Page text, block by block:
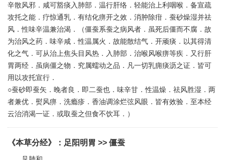
辛散风邪．咸可豁痰入肺部．温行肝络．轻能治上利咽喉．备宣疏
攻托之能．疗惊通乳．有结化痹开之效．消肿除疳．蚕砂燥湿并祛
风．性味辛温兼治渴．（僵蚕系蚕之病风者．虽死后僵而不腐．故
为治风之药．味辛咸．性温属火．故能散结气．开顽痰．以其得清
化之气．可从治上焦头目风热．入肺部．治喉风喉痹等疾．又行肝
胃两经．虽病僵之物．究属蠕动之品．凡一切乳痈痰沥之证．皆可
用以攻托宣行．
○蚕砂即蚕矢．晚者良．即二蚕也．味辛甘．性温燥．祛风胜湿．两
者兼优．熨风痹．洗瘾疹．香油调涂烂弦风眼．皆有效验．至本经
云治消渴一证．或取蚕之但食不饮耳．）
《本草分经》 ： 足阳明胃 >> 僵蚕